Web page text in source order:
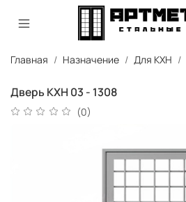
Главная Назначение Для КХН
Дверь КХН 03 - 1308
(0)